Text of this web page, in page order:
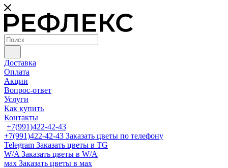
Доставка
Оплата
Акции
Вопрос-ответ
Услуги
Как купить
Контакты
+7(991)422-42-43
+7(991)422-42-43 Заказать цветы по телефону
Telegram Заказать цветы в TG
W/A Заказать цветы в W/A
мах Заказать цветы в мах